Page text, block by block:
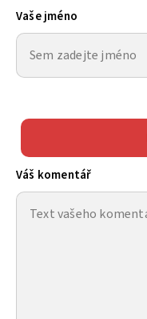
Vaše jméno
Váš komentář